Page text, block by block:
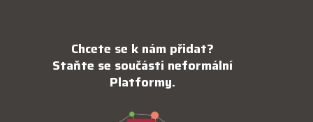
Chcete se k nám přidat?
Staňte se součástí neformální
Platformy.